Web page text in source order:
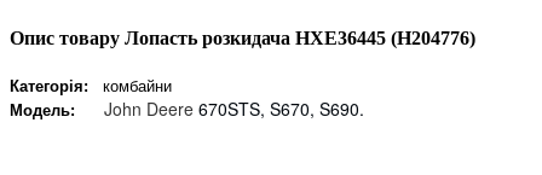
Опис товару Лопасть розкидача HXE36445 (H204776)
Категорія:
комбайни
Модель: John Deere 670STS, S670, S690.